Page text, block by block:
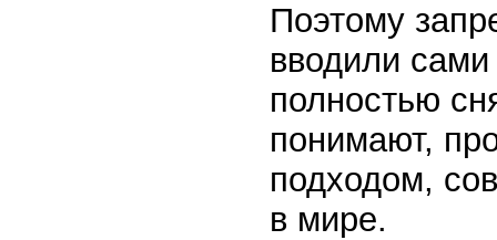
Поэтому
вводили
полностью
понимают,
подходом,
в мире.